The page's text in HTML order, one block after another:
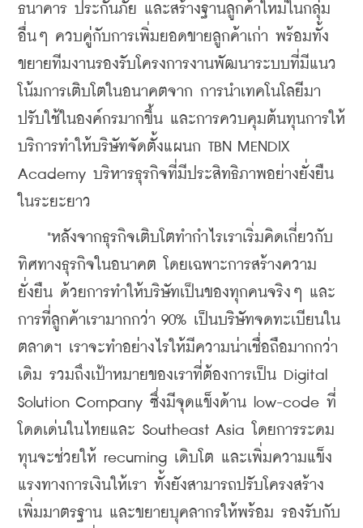
ธนาคาร ประกันภัย และสร้างฐานลูกค้าใหม่ในกลุ่ม
อื่นๆ ควบคู่กับการเพิ่มยอดขายลูกค้าเก่า พร้อมทั้ง
ขยายทีมงานรองรับโครงการงานพัฒนาระบบที่มีแนว
โน้มการเติบโตในอนาคตจาก การนำเทคโนโลยีมา
ปรับใช้ในองค์กรมากขึ้น และการควบคุมต้นทุนการให้
บริการทำให้บริษัทจัดตั้งแผนก TBN MENDIX
Academy บริหารธุรกิจที่มีประสิทธิภาพอย่างยั่งยืน
ในระยะยาว
"หลังจากธุรกิจเติบโตทำกำไรเราเริ่มคิดเกี่ยวกับ
ทิศทางธุรกิจในอนาคต โดยเฉพาะการสร้างความ
ยั่งยืน ด้วยการทำให้บริษัทเป็นของทุกคนจริงๆ และ
การที่ลูกค้าเรามากกว่า 90% เป็นบริษัทจดทะเบียนใน
ตลาดฯ เราจะทำอย่างไรให้มีความน่าเชื่อถือมากกว่า
เดิม รวมถึงเป้าหมายของเราที่ต้องการเป็น Digital
Solution Company ซึ่งมีจุดแข็งด้าน low-code ที่
โดดเด่นในไทยและ Southeast Asia โดยการระดม
ทุนจะช่วยให้ recuming เดิบโต และเพิ่มความแข็ง
แรงทางการเงินให้เรา ทั้งยังสามารถปรับโครงสร้าง
เพิ่มมาตรฐาน และขยายบุคลากรให้พร้อม รองรับกับ